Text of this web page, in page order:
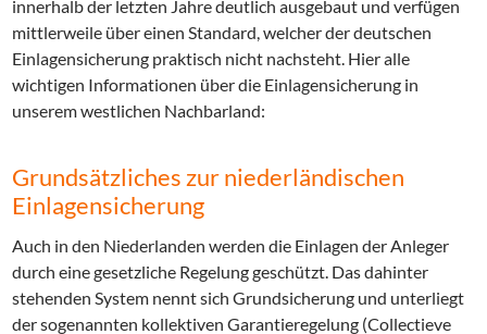
innerhalb der letzten Jahre deutlich ausgebaut und verfügen
mittlerweile über einen Standard, welcher der deutschen
Einlagensicherung praktisch nicht nachsteht. Hier alle
wichtigen Informationen über die Einlagensicherung in
unserem westlichen Nachbarland:
Grundsätzliches zur niederländischen
Einlagensicherung
Auch in den Niederlanden werden die Einlagen der Anleger
durch eine gesetzliche Regelung geschützt. Das dahinter
stehenden System nennt sich Grundsicherung und unterliegt
der sogenannten kollektiven Garantieregelung (Collectieve